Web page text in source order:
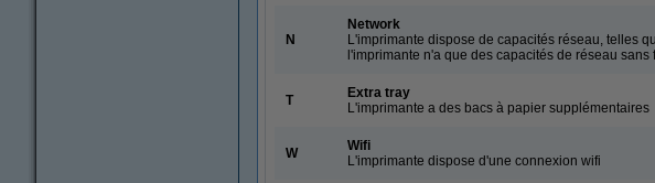
N
Network
L'imprimante dispose de capacités réseau, telles
l'imprimante n'a que des capacités de réseau sans
T
Extra tray
L'imprimante a des bacs à papier supplémentaires
W
Wifi
L'imprimante dispose d'une connexion wifi